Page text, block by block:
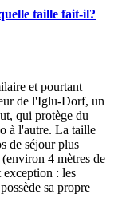
taille fait-il?
et pourtant
de l'Iglu-Dorf, un
qui protège du
à l'autre. La taille
de séjour plus
4 mètres de
: les
sa propre